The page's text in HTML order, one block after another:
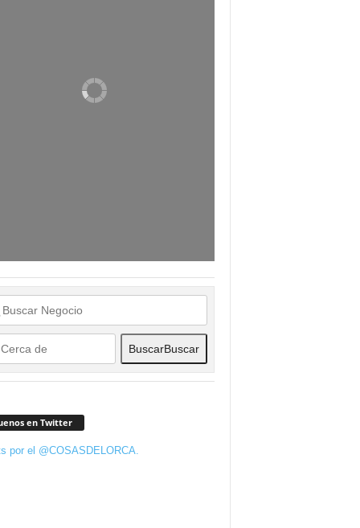
BuscarBuscar
en Twitter
por el @COSASDELORCA.